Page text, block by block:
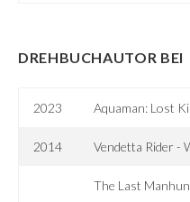
DREHBUCHAUTOR BEI
2023 Aquaman: Lost
2014 Vendetta Rider -
The Last